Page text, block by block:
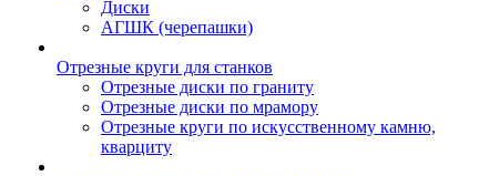
Диски
АГШК (черепашки)
Отрезные круги для станков
Отрезные диски по граниту
Отрезные диски по мрамору
Отрезные круги по искусственному камню,
кварциту